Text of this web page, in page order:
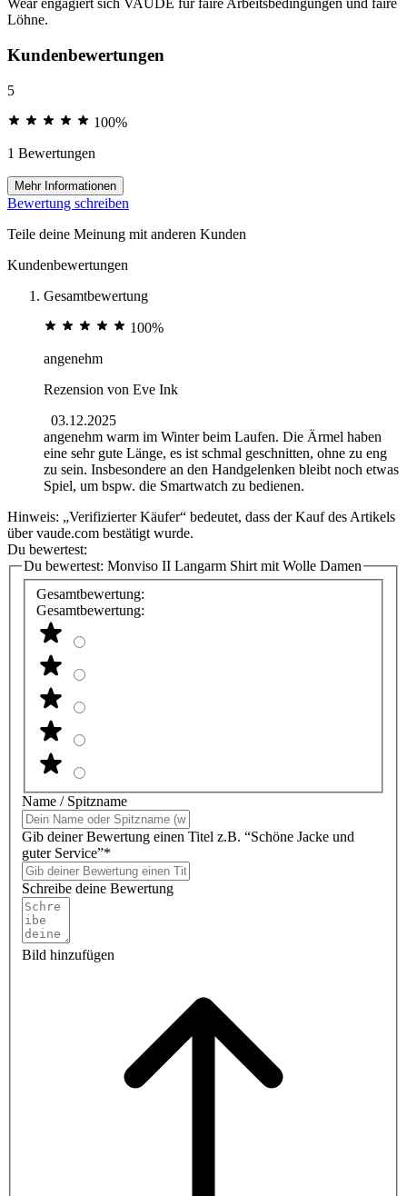
Wear engagiert sich VAUDE für faire Arbeitsbedingungen und faire
Löhne.
Kundenbewertungen
5
100%
1 Bewertungen
Mehr Informationen
Bewertung schreiben
Teile deine Meinung mit anderen Kunden
Kundenbewertungen
Gesamtbewertung
100%
angenehm
Rezension von Eve Ink
03.12.2025
angenehm warm im Winter beim Laufen. Die Ärmel haben
eine sehr gute Länge, es ist schmal geschnitten, ohne zu eng
zu sein. Insbesondere an den Handgelenken bleibt noch etwas
Spiel, um bspw. die Smartwatch zu bedienen.
Hinweis: „Verifizierter Käufer“ bedeutet, dass der Kauf des Artikels
über vaude.com bestätigt wurde.
Du bewertest:
Du bewertest: Monviso II Langarm Shirt mit Wolle Damen
Gesamtbewertung:
Gesamtbewertung:
Name / Spitzname
Gib deiner Bewertung einen Titel z.B. “Schöne Jacke und
guter Service”*
Schreibe deine Bewertung
Bild hinzufügen